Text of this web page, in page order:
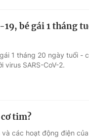
cuộc sống
bé gái 1 tháng
1 tháng 20 ngày tuổi -
SARS-CoV-2.
tim?
các hoạt động điện